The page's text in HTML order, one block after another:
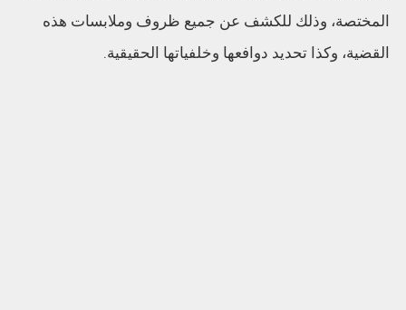
المختصة، وذلك للكشف عن جميع ظروف وملابسات هذه
القضية، وكذا تحديد دوافعها وخلفياتها الحقيقية.